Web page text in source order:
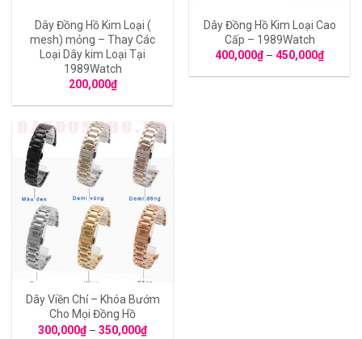
Dây Đồng Hồ Kim Loại (
mesh) mỏng – Thay Các
Loại Dây kim Loại Tại
1989Watch
200,000₫
Dây Đồng Hồ Kim Loại Cao
Cấp – 1989Watch
400,000₫– 450,000₫
Dây Viền Chỉ – Khóa Bướm
Cho Mọi Đồng Hồ
300,000₫– 350,000₫